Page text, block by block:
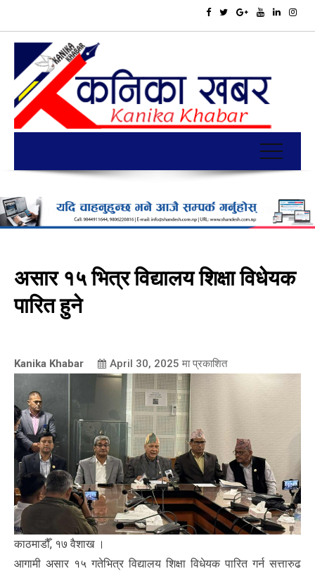
असार १५ भित्र विद्यालय शिक्षा विधेयक
पारित हुने
Kanika Khabar April 30, 2025 मा प्रकाशित
काठमाडौँ, १७ वैशाख ।
आगामी असार १५ गतेभित्र विद्यालय शिक्षा विधेयक पारित गर्न सत्तारुढ